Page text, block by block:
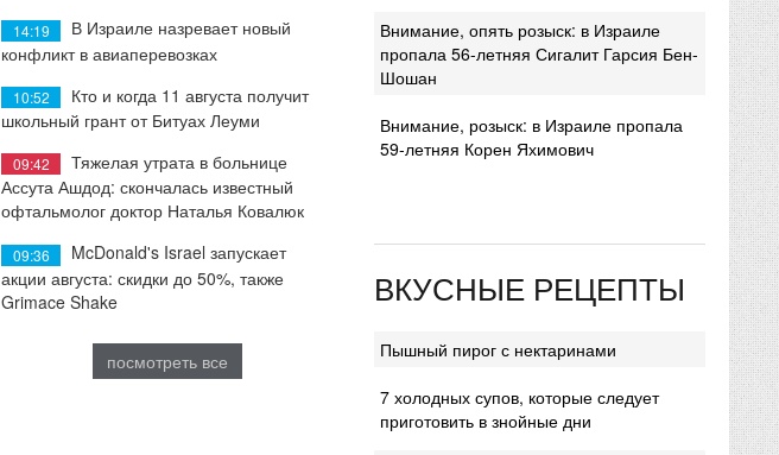
14:19
В Израиле назревает новый
конфликт в авиаперевозках
10:52
Кто и когда 11 августа получит
школьный грант от Битуах Леуми
09:42
Тяжелая утрата в больнице
Ассута Ашдод: скончалась известный
офтальмолог доктор Наталья Ковалюк
09:36
McDonald's Israel запускает
акции августа: скидки до 50%, также
Grimace Shake
посмотреть все
Внимание, опять розыск: в Израиле
пропала 56-летняя Сигалит Гарсия Бен-
Шошан
Внимание, розыск: в Израиле пропала
59-летняя Корен Яхимович
ВКУСНЫЕ РЕЦЕПТЫ
Пышный пирог с нектаринами
7 холодных супов, которые следует
приготовить в знойные дни